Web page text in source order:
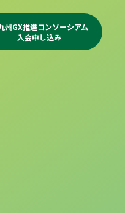
州GX推進コンソーシアム
入会申し込み